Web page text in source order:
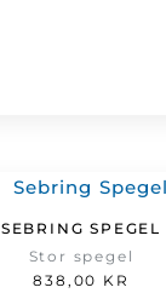
SEBRING SPEGEL
Stor spegel
838,00 KR